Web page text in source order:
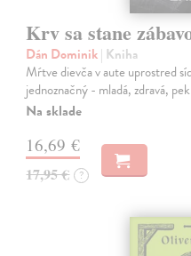
Krv sa stane
Dán Dominik| Kniha
Mŕtve dievča v aute uprostred
jednoznačný - mladá, zdravá,
Na sklade
16,69 €
17,95 € ?